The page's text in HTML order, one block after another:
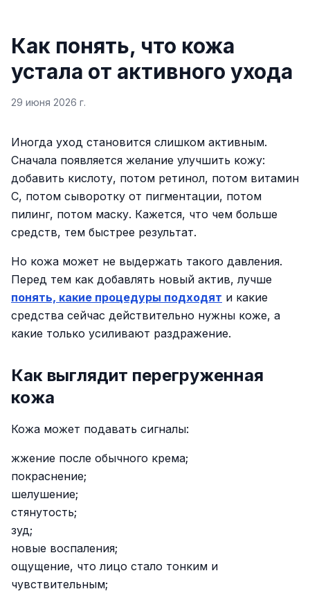
Как понять, что кожа
устала от активного ухода
29 июня 2026 г.
Иногда уход становится слишком активным.
Сначала появляется желание улучшить кожу:
добавить кислоту, потом ретинол, потом витамин
C, потом сыворотку от пигментации, потом
пилинг, потом маску. Кажется, что чем больше
средств, тем быстрее результат.
Но кожа может не выдержать такого давления.
Перед тем как добавлять новый актив, лучше
понять, какие процедуры подходят и какие
средства сейчас действительно нужны коже, а
какие только усиливают раздражение.
Как выглядит перегруженная
кожа
Кожа может подавать сигналы:
жжение после обычного крема;
покраснение;
шелушение;
стянутость;
зуд;
новые воспаления;
ощущение, что лицо стало тонким и
чувствительным;